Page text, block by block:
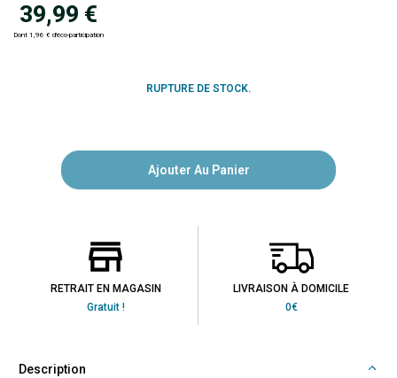
39,99 €
Dont 1,96 € d'éco-participation
RUPTURE DE STOCK.
Ajouter Au Panier
RETRAIT EN MAGASIN
Gratuit !
LIVRAISON À DOMICILE
0€
Description